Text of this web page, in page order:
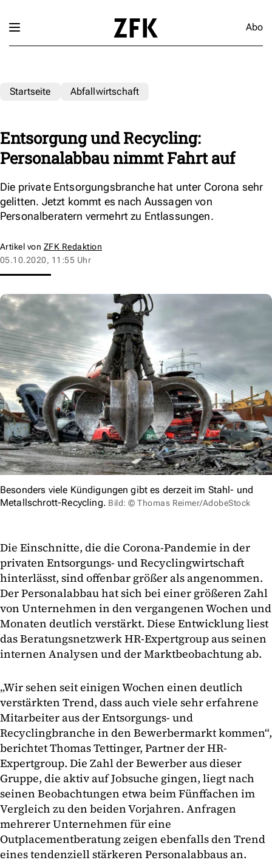
Abo
Startseite Abfallwirtschaft
Entsorgung und Recycling:
Personalabbau nimmt Fahrt auf
Die private Entsorgungsbranche hat unter Corona sehr
gelitten. Jetzt kommt es nach Aussagen von
Personalberatern vermehrt zu Entlassungen.
Artikel von ZFK Redaktion
05.10.2020, 11:55 Uhr
Besonders viele Kündigungen gibt es derzeit im Stahl- und
Metallschrott-Recycling. Bild: © Thomas Reimer/AdobeStock
Die Einschnitte, die die Corona-Pandemie in der
privaten Entsorgungs- und Recyclingwirtschaft
hinterlässt, sind offenbar größer als angenommen.
Der Personalabbau hat sich bei einer größeren Zahl
von Unternehmen in den vergangenen Wochen und
Monaten deutlich verstärkt. Diese Entwicklung liest
das Beratungsnetzwerk HR-Expertgroup aus seinen
internen Analysen und der Marktbeobachtung ab.
„Wir sehen seit einigen Wochen einen deutlich
verstärkten Trend, dass auch viele sehr erfahrene
Mitarbeiter aus der Entsorgungs- und
Recyclingbranche in den Bewerbermarkt kommen“,
berichtet Thomas Tettinger, Partner der HR-
Expertgroup. Die Zahl der Bewerber aus dieser
Gruppe, die aktiv auf Jobsuche gingen, liegt nach
seinen Beobachtungen etwa beim Fünffachen im
Vergleich zu den beiden Vorjahren. Anfragen
mehrerer Unternehmen für eine
Outplacementberatung zeigen ebenfalls den Trend
eines tendenziell stärkeren Personalabbaus an.